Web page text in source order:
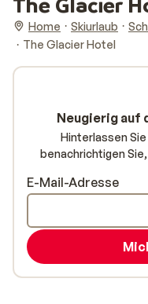
Home Skiurlaub
The Glacier Hotel
Neugierig auf
Hinterlassen
benachrichtigen
E-Mail-Adresse